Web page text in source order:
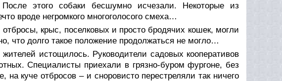
После этого собаки бесшумно исчезали. Некоторые из
вроде негромкого многоголосого смеха…
крыс, поселковых и просто бродячих кошек, могли
что долго такое положение продолжаться не могло…
истощилось. Руководители садовых кооперативов
Специалисты приехали в грязно-буром фургоне, без
куче отбросов – и сноровисто перестреляли так ничего